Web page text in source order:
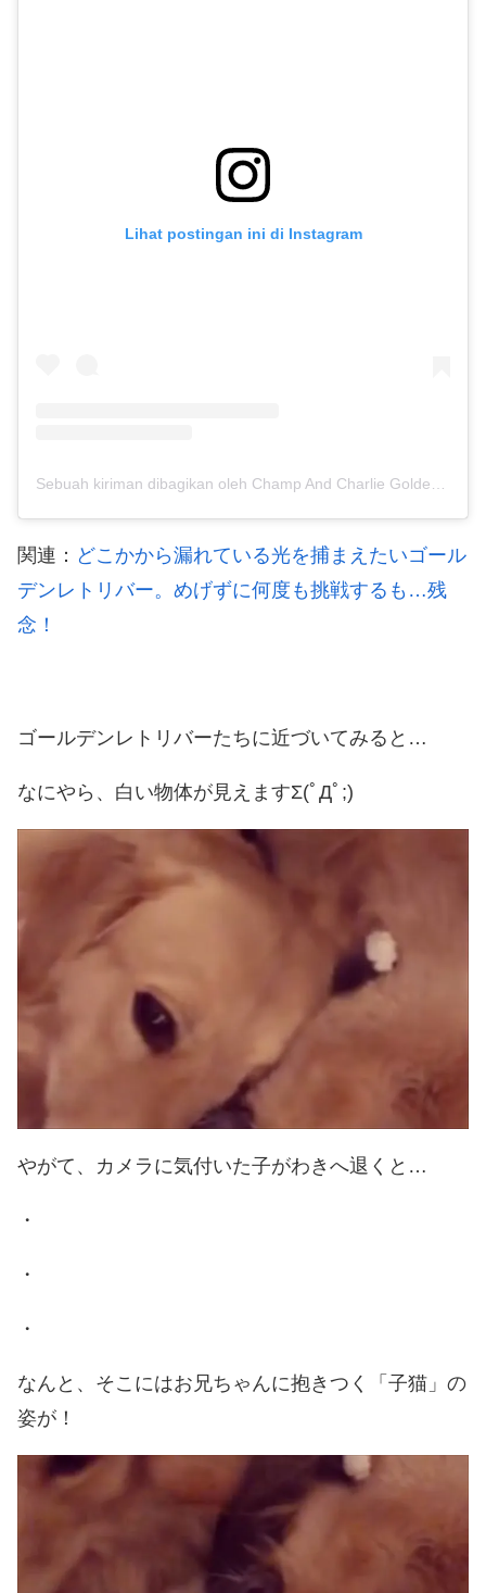
Lihat postingan ini di Instagram
関連： どこかから漏れている光を捕まえたいゴール
デンレトリバー。めげずに何度も挑戦するも…残
念！
ゴールデンレトリバーたちに近づいてみると…
なにやら、白い物体が見えますΣ(ﾟДﾟ;)
やがて、カメラに気付いた子がわきへ退くと…
・
・
・
なんと、そこにはお兄ちゃんに抱きつく「子猫」の
姿が！